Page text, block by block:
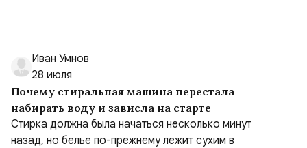
Иван Умнов
28 июля
Почему стиральная машина перестала
набирать воду и зависла на старте
Стирка должна была начаться несколько минут
назад, но белье по-прежнему лежит сухим в